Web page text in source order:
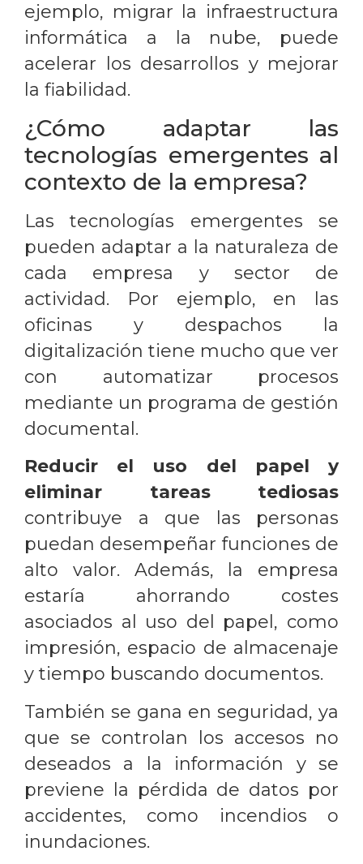
ejemplo, migrar la infraestructura
informática a la nube, puede
acelerar los desarrollos y mejorar
la fiabilidad.
¿Cómo adaptar las
tecnologías emergentes al
contexto de la empresa?
Las tecnologías emergentes se
pueden adaptar a la naturaleza de
cada empresa y sector de
actividad. Por ejemplo, en las
oficinas y despachos la
digitalización tiene mucho que ver
con automatizar procesos
mediante un programa de gestión
documental.
Reducir el uso del papel y
eliminar tareas tediosas
contribuye a que las personas
puedan desempeñar funciones de
alto valor. Además, la empresa
estaría ahorrando costes
asociados al uso del papel, como
impresión, espacio de almacenaje
y tiempo buscando documentos.
También se gana en seguridad, ya
que se controlan los accesos no
deseados a la información y se
previene la pérdida de datos por
accidentes, como incendios o
inundaciones.